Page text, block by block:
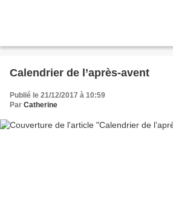
Calendrier de l’après-avent
Publié le 21/12/2017 à 10:59
Par Catherine